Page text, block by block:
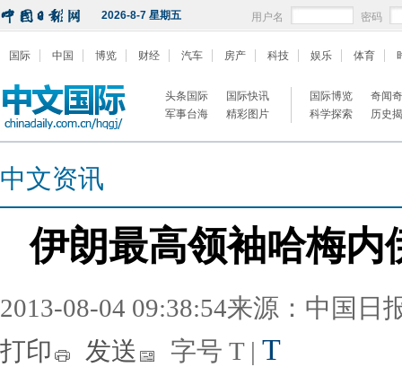
2026-8-7 星期五 用户名 密码
国际 中国 博览 财经 汽车 房产 科技 娱乐 体育
头条国际
国际快讯
军事台海
精彩图片
国际博览
奇闻
科学探索
历史
中文资讯
伊朗最高领袖哈梅内
2013-08-04 09:38:54来源：中国日
打印
发送 字号 T | T